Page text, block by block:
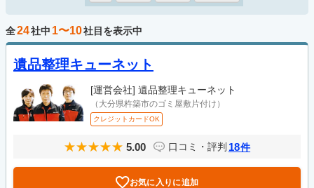
全24社中 1〜10社目を表示中
遺品整理キューネット
[運営会社] 遺品整理キューネット
（大分県杵築市のゴミ屋敷片付け）
クレジットカードOK
5.00 口コミ・評判 18件
お気に入りに追加